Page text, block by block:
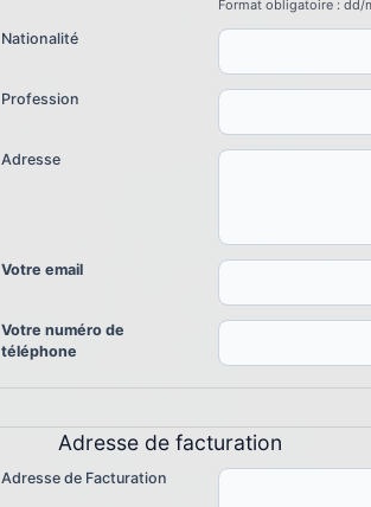
Format obligatoire : dd/
Nationalité
Profession
Adresse
Votre email
Votre numéro de
téléphone
Adresse de facturation
Adresse de Facturation